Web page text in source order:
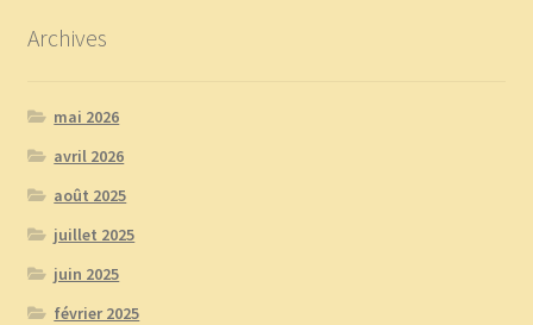
Archives
mai 2026
avril 2026
août 2025
juillet 2025
juin 2025
février 2025